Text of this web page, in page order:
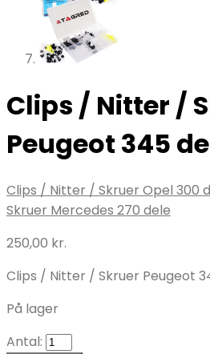
Clips / Nitter /
Peugeot 345
Clips / Nitter / Skruer Opel 300
Skruer Mercedes 270 dele
250,00 kr.
Clips / Nitter / Skruer Peugeot
På lager
Antal: